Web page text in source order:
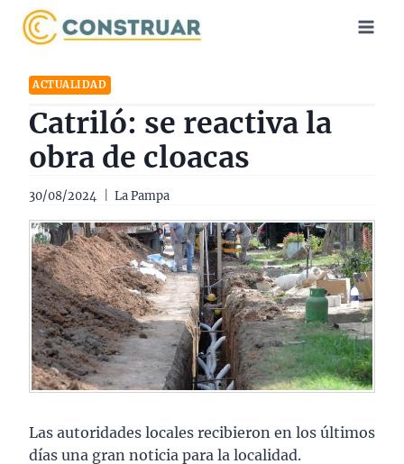
Saltar
ACTUALIDAD
Catriló: se reactiva la
obra de cloacas
30/08/2024 La Pampa
Las autoridades locales recibieron en los últimos
días una gran noticia para la localidad.